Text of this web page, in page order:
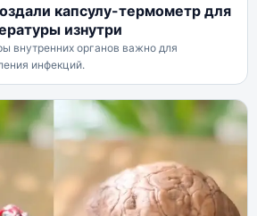
капсулу-термометр для
изнутри
внутренних органов важно для
инфекций.